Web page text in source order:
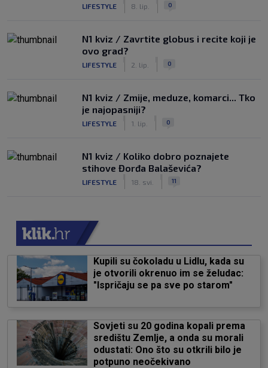
LIFESTYLE 8. lip. 0
N1 kviz / Zavrtite globus i recite koji je
ovo grad?
LIFESTYLE 2. lip. 0
N1 kviz / Zmije, meduze, komarci... Tko
je najopasniji?
LIFESTYLE 1. lip. 0
N1 kviz / Koliko dobro poznajete
stihove Đorđa Balaševića?
LIFESTYLE 18. svi. 11
Kupili su čokoladu u Lidlu, kada su
je otvorili okrenuo im se želudac:
"Ispričaju se pa sve po starom"
Sovjeti su 20 godina kopali prema
središtu Zemlje, a onda su morali
odustati: Ono što su otkrili bilo je
potpuno neočekivano